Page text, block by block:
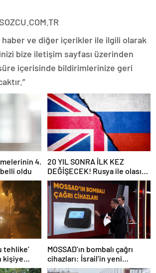
haber ve diğer içerikler ile ilgili olarak
bize iletişim sayfası üzerinden
içerisinde bildirimlerinize geri
4.
oldu
20 YIL SONRA İLK KEZ
DEĞİŞECEK! Rusya ile olası
savaş… İngiltere’nin gizli
planı güncelleniyor!
tehlike’
kişiye
MOSSAD’ın bombalı çağrı
cihazları: İsrail’in yeni
suikastını MİT önledi